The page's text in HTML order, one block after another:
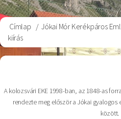
Morzsa
Címlap
Jókai Mór Kerékpáros
kiírás
A kolozsvári EKE 1998-ban, az 1848-as
rendezte meg először a Jókai gyalogos
között.